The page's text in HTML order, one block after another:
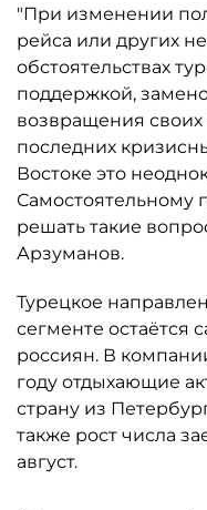
"При изменении
рейса или других
обстоятельствах
поддержкой,
возвращения
последних
Востоке это
Самостоятельному
решать такие
Арзуманов.
Турецкое
сегменте
россиян. В
году отдыхающие
страну из
также рост числа
август.